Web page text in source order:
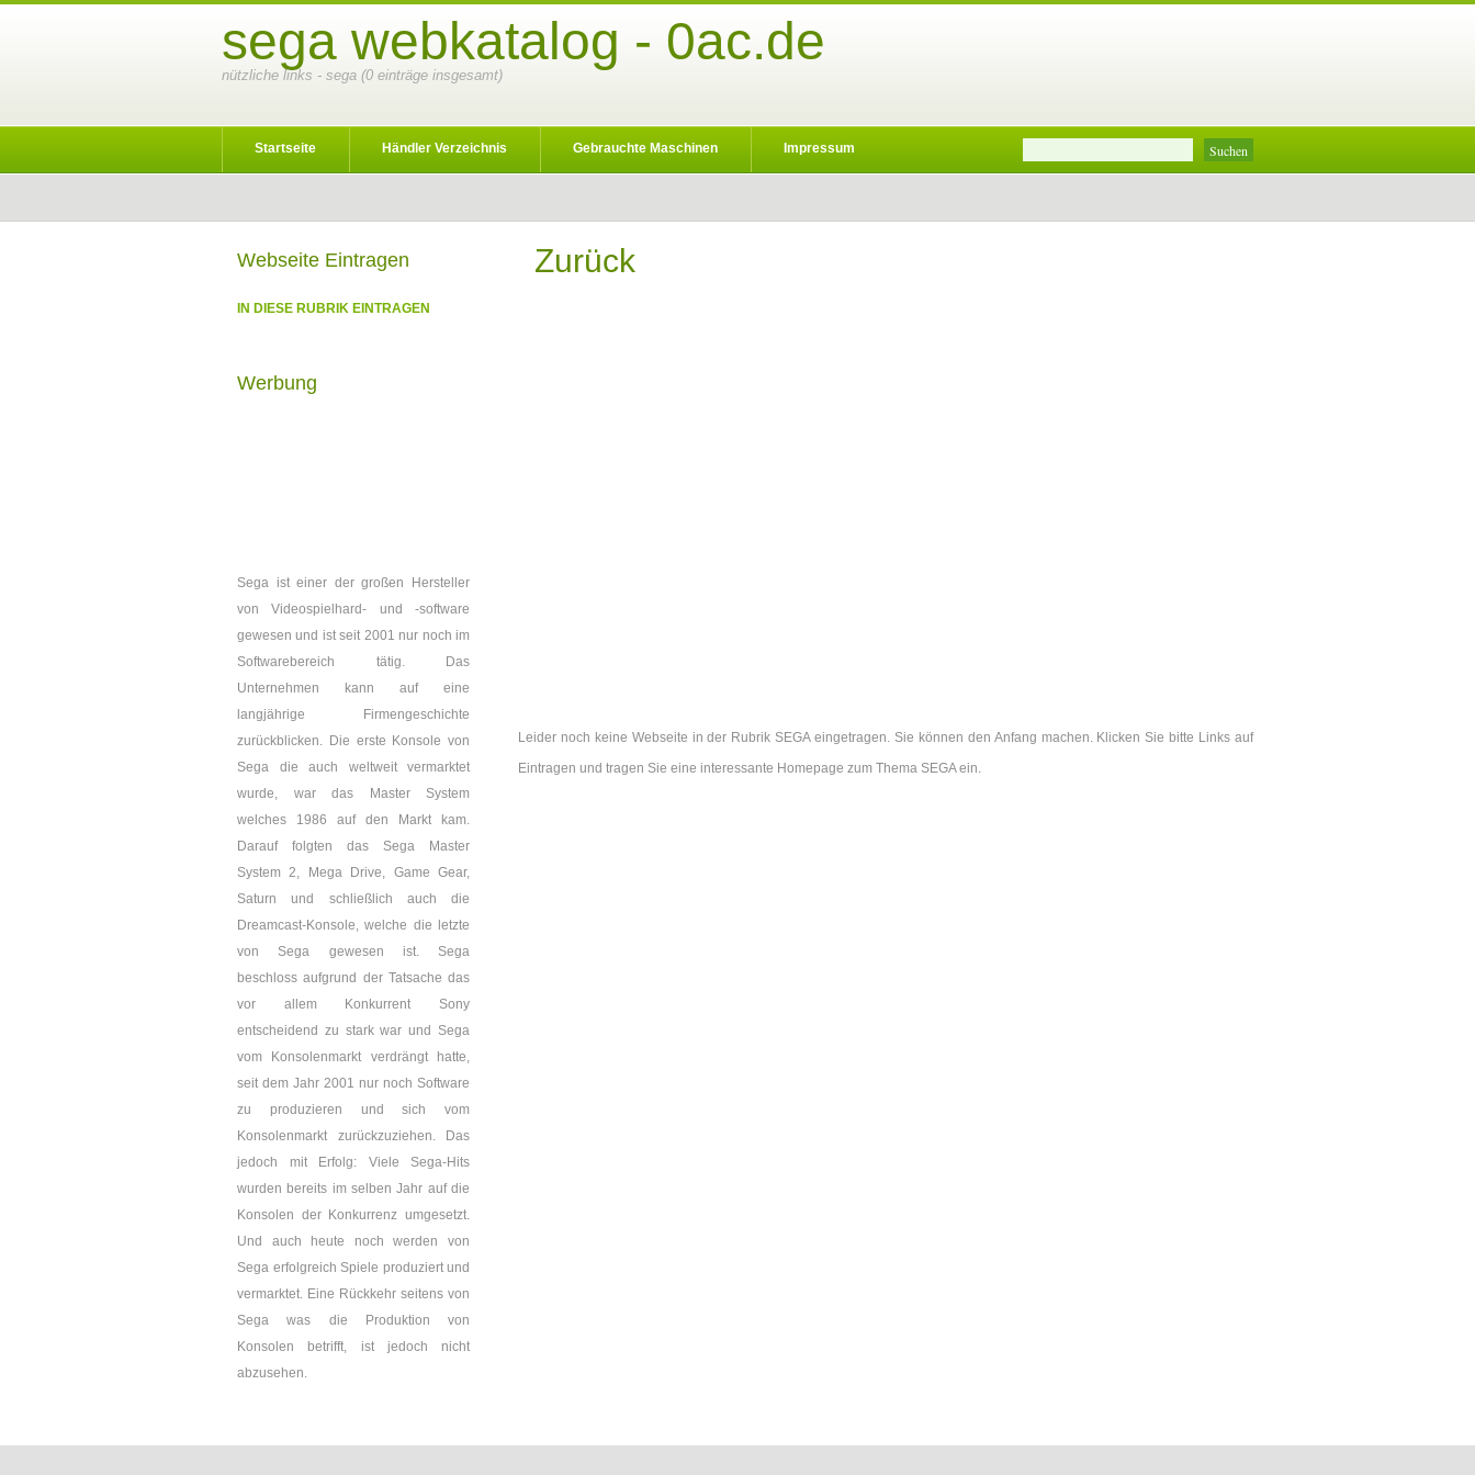
sega webkatalog - 0ac.de
nützliche links - sega (0 einträge insgesamt)
Startseite Händler Verzeichnis Gebrauchte Maschinen Impressum
Zurück
Leider noch keine Webseite in der Rubrik SEGA eingetragen. Sie können den Anfang machen. Klicken Sie bitte Links auf
Eintragen und tragen Sie eine interessante Homepage zum Thema SEGA ein.
Webseite Eintragen
IN DIESE RUBRIK EINTRAGEN
Werbung
Sega ist einer der großen Hersteller
von Videospielhard- und -software
gewesen und ist seit 2001 nur noch im
Softwarebereich tätig. Das
Unternehmen kann auf eine
langjährige Firmengeschichte
zurückblicken. Die erste Konsole von
Sega die auch weltweit vermarktet
wurde, war das Master System
welches 1986 auf den Markt kam.
Darauf folgten das Sega Master
System 2, Mega Drive, Game Gear,
Saturn und schließlich auch die
Dreamcast-Konsole, welche die letzte
von Sega gewesen ist. Sega
beschloss aufgrund der Tatsache das
vor allem Konkurrent Sony
entscheidend zu stark war und Sega
vom Konsolenmarkt verdrängt hatte,
seit dem Jahr 2001 nur noch Software
zu produzieren und sich vom
Konsolenmarkt zurückzuziehen. Das
jedoch mit Erfolg: Viele Sega-Hits
wurden bereits im selben Jahr auf die
Konsolen der Konkurrenz umgesetzt.
Und auch heute noch werden von
Sega erfolgreich Spiele produziert und
vermarktet. Eine Rückkehr seitens von
Sega was die Produktion von
Konsolen betrifft, ist jedoch nicht
abzusehen.